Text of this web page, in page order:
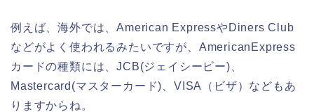
例えば、海外では、American ExpressやDiners Club
などがよく使われるみたいですが、AmericanExpress
カードの種類には、JCB(ジェイシービー)、
Mastercard(マスターカード)、VISA（ビザ）などもあ
りますからね。